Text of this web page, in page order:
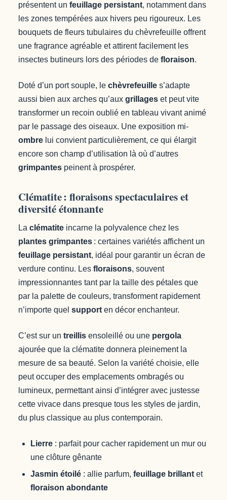
présentent un feuillage persistant, notamment dans
les zones tempérées aux hivers peu rigoureux. Les
bouquets de fleurs tubulaires du chèvrefeuille offrent
une fragrance agréable et attirent facilement les
insectes butineurs lors des périodes de floraison.
Doté d’un port souple, le chèvrefeuille s’adapte
aussi bien aux arches qu’aux grillages et peut vite
transformer un recoin oublié en tableau vivant animé
par le passage des oiseaux. Une exposition mi-
ombre lui convient particulièrement, ce qui élargit
encore son champ d’utilisation là où d’autres
grimpantes peinent à prospérer.
Clématite : floraisons spectaculaires et
diversité étonnante
La clématite incarne la polyvalence chez les
plantes grimpantes : certaines variétés affichent un
feuillage persistant, idéal pour garantir un écran de
verdure continu. Les floraisons, souvent
impressionnantes tant par la taille des pétales que
par la palette de couleurs, transforment rapidement
n’importe quel support en décor enchanteur.
C’est sur un treillis ensoleillé ou une pergola
ajourée que la clématite donnera pleinement la
mesure de sa beauté. Selon la variété choisie, elle
peut occuper des emplacements ombragés ou
lumineux, permettant ainsi d’intégrer avec justesse
cette vivace dans presque tous les styles de jardin,
du plus classique au plus contemporain.
Lierre : parfait pour cacher rapidement un mur ou
une clôture gênante
Jasmin étoilé : allie parfum, feuillage brillant et
floraison abondante